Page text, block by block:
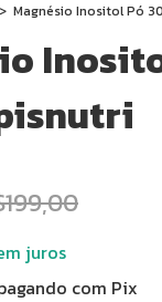
> Magnésio Inositol Pó
juros
com Pix